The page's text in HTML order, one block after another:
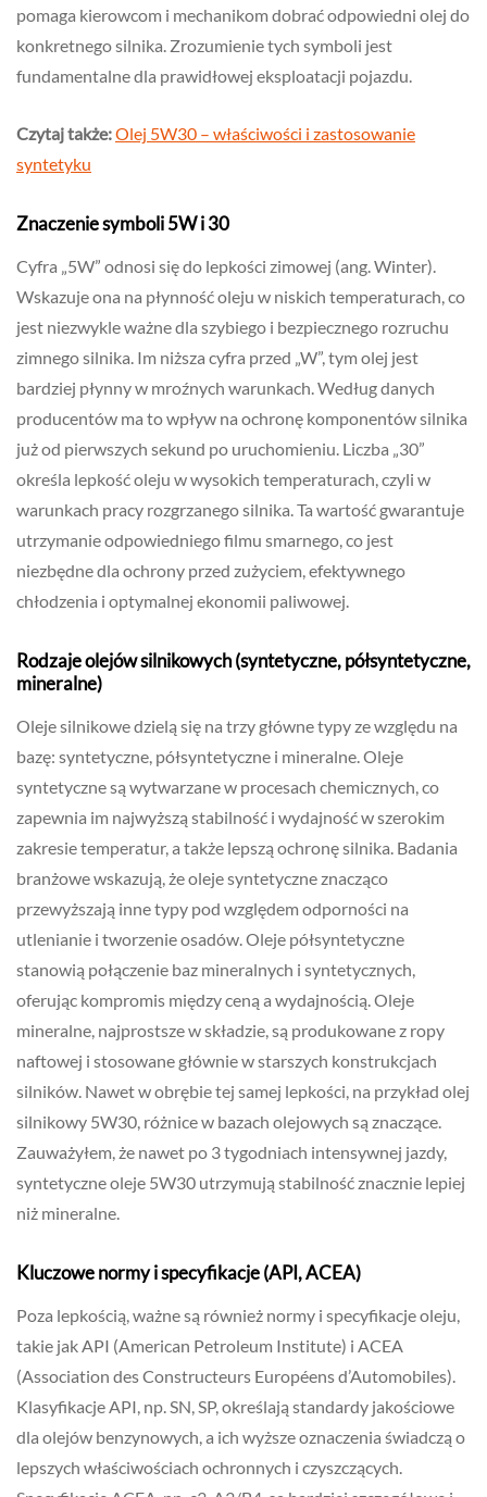
pomaga kierowcom i mechanikom dobrać odpowiedni olej do
konkretnego silnika. Zrozumienie tych symboli jest
fundamentalne dla prawidłowej eksploatacji pojazdu.
Czytaj także:Olej 5W30 – właściwości i zastosowanie
syntetyku
Znaczenie symboli 5W i 30
Cyfra „5W” odnosi się do lepkości zimowej (ang. Winter).
Wskazuje ona na płynność oleju w niskich temperaturach, co
jest niezwykle ważne dla szybiego i bezpiecznego rozruchu
zimnego silnika. Im niższa cyfra przed „W”, tym olej jest
bardziej płynny w mroźnych warunkach. Według danych
producentów ma to wpływ na ochronę komponentów silnika
już od pierwszych sekund po uruchomieniu. Liczba „30”
określa lepkość oleju w wysokich temperaturach, czyli w
warunkach pracy rozgrzanego silnika. Ta wartość gwarantuje
utrzymanie odpowiedniego filmu smarnego, co jest
niezbędne dla ochrony przed zużyciem, efektywnego
chłodzenia i optymalnej ekonomii paliwowej.
Rodzaje olejów silnikowych (syntetyczne, półsyntetyczne,
mineralne)
Oleje silnikowe dzielą się na trzy główne typy ze względu na
bazę: syntetyczne, półsyntetyczne i mineralne. Oleje
syntetyczne są wytwarzane w procesach chemicznych, co
zapewnia im najwyższą stabilność i wydajność w szerokim
zakresie temperatur, a także lepszą ochronę silnika. Badania
branżowe wskazują, że oleje syntetyczne znacząco
przewyższają inne typy pod względem odporności na
utlenianie i tworzenie osadów. Oleje półsyntetyczne
stanowią połączenie baz mineralnych i syntetycznych,
oferując kompromis między ceną a wydajnością. Oleje
mineralne, najprostsze w składzie, są produkowane z ropy
naftowej i stosowane głównie w starszych konstrukcjach
silników. Nawet w obrębie tej samej lepkości, na przykład olej
silnikowy 5W30, różnice w bazach olejowych są znaczące.
Zauważyłem, że nawet po 3 tygodniach intensywnej jazdy,
syntetyczne oleje 5W30 utrzymują stabilność znacznie lepiej
niż mineralne.
Kluczowe normy i specyfikacje (API, ACEA)
Poza lepkością, ważne są również normy i specyfikacje oleju,
takie jak API (American Petroleum Institute) i ACEA
(Association des Constructeurs Européens d’Automobiles).
Klasyfikacje API, np. SN, SP, określają standardy jakościowe
dla olejów benzynowych, a ich wyższe oznaczenia świadczą o
lepszych właściwościach ochronnych i czyszczących.